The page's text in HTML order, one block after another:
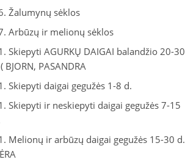
Žalumynų sėklos
Arbūzų ir melionų sėklos
Skiepyti AGURKŲ DAIGAI balandžio 20-30
BJORN, PASANDRA
Skiepyti daigai gegužės 1-8 d.
Skiepyti ir neskiepyti daigai gegužės 7-15
Melionų ir arbūzų daigai gegužės 15-30 d.